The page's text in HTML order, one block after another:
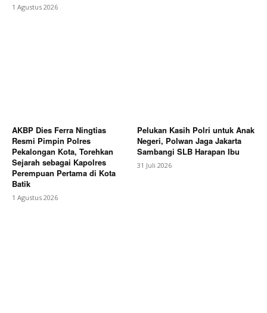
1 Agustus 2026
AKBP Dies Ferra Ningtias
Resmi Pimpin Polres
Pekalongan Kota, Torehkan
Sejarah sebagai Kapolres
Perempuan Pertama di Kota
Batik
1 Agustus 2026
Pelukan Kasih Polri untuk Anak
Negeri, Polwan Jaga Jakarta
Sambangi SLB Harapan Ibu
31 Juli 2026